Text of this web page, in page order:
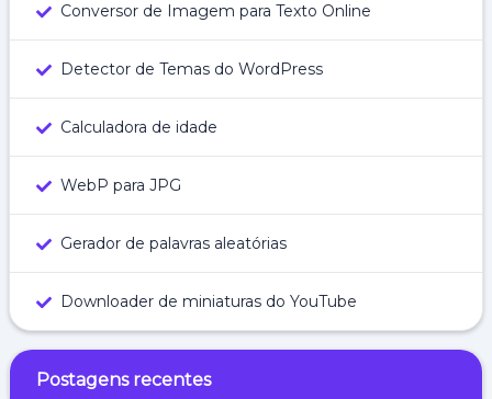
Conversor de Imagem para Texto Online
Detector de Temas do WordPress
Calculadora de idade
WebP para JPG
Gerador de palavras aleatórias
Downloader de miniaturas do YouTube
Postagens recentes